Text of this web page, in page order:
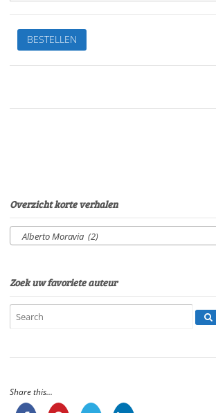
Evergreens
van
Alberto
die
16'42"
aantal
BESTELLEN
Overzicht korte verhalen
Alberto Moravia (2)
Zoek uw favoriete auteur
Share this...